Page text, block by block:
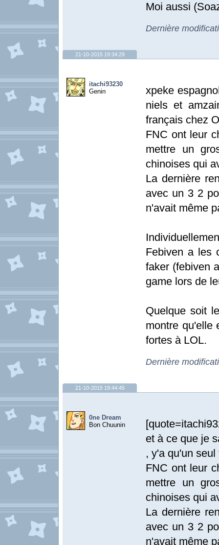
Moi aussi
Dernière
21-10-2015 19:34:29
itachi93230
Genin
xpeke
niels et
français chez
FNC ont leur
mettre un
chinoises qui
La dernière
avec un 3 2
n'avait même
Febiven a les
faker (febiven
game lors de
Quelque soit
montre qu'elle
fortes à LOL.
Dernière
21-10-2015 19:44:45
0ne Dream
Bon Chuunin
et à ce que je
, y'a qu'un
FNC ont leur
mettre un
chinoises qui
La dernière
avec un 3 2
n'avait même